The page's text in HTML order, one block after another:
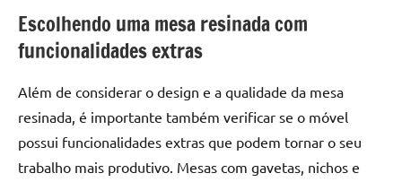
resinada
de
qualidade,
como
as
populares
Escolhendo uma mesa resinada com
funcionalidades extras
Além de considerar o design e a qualidade da mesa
resinada, é importante também verificar se o móvel
possui funcionalidades extras que podem tornar o seu
trabalho mais produtivo. Mesas com gavetas, nichos e